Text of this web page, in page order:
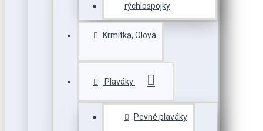
rýchlospojky
Krmítka, Olová
Plaváky
Pevné plaváky